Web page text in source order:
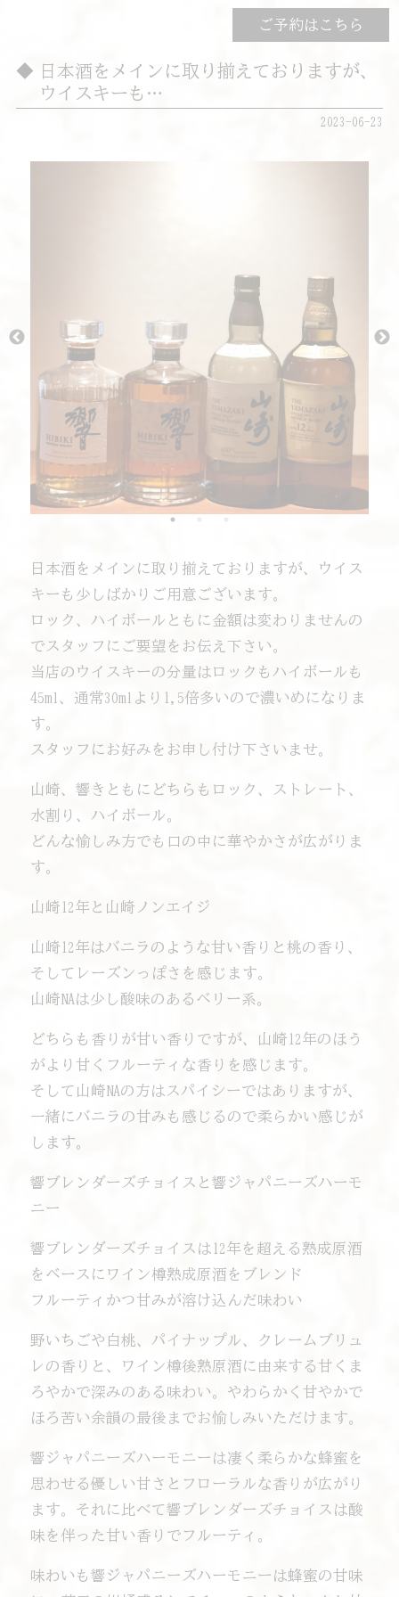
ご予約はこちら
日本酒をメインに取り揃えておりますが、
ウイスキーも…
2023-06-23
日本酒をメインに取り揃えておりますが、ウイス
キーも少しばかりご用意ございます。
ロック、ハイボールともに金額は変わりませんの
でスタッフにご要望をお伝え下さい。
当店のウイスキーの分量はロックもハイボールも
45ml、通常30mlより1,5倍多いので濃いめになりま
す。
スタッフにお好みをお申し付け下さいませ。
山崎、響きともにどちらもロック、ストレート、
水割り、ハイボール。
どんな愉しみ方でも口の中に華やかさが広がりま
す。
山崎12年と山崎ノンエイジ
山崎12年はバニラのような甘い香りと桃の香り、
そしてレーズンっぽさを感じます。
山崎NAは少し酸味のあるベリー系。
どちらも香りが甘い香りですが、山崎12年のほう
がより甘くフルーティな香りを感じます。
そして山崎NAの方はスパイシーではありますが、
一緒にバニラの甘みも感じるので柔らかい感じが
します。
響ブレンダーズチョイスと響ジャパニーズハーモ
ニー
響ブレンダーズチョイスは12年を超える熟成原酒
をベースにワイン樽熟成原酒をブレンド
フルーティかつ甘みが溶け込んだ味わい
野いちごや白桃、パイナップル、クレームブリュ
レの香りと、ワイン樽後熟原酒に由来する甘くま
ろやかで深みのある味わい。やわらかく甘やかで
ほろ苦い余韻の最後までお愉しみいただけます。
響ジャパニーズハーモニーは凄く柔らかな蜂蜜を
思わせる優しい甘さとフローラルな香りが広がり
ます。それに比べて響ブレンダーズチョイスは酸
味を伴った甘い香りでフルーティ。
味わいも響ジャパニーズハーモニーは蜂蜜の甘味